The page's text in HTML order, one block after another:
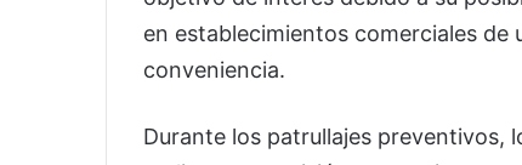
en establecimientos comerciales
conveniencia.
Durante los patrullajes preventivos,